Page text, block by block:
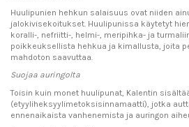
Huulipunien hehkun salaisuus ovat niiden
jalokivisekoitukset. Huulipunissa käytetyt
koralli-, nefriitti-, helmi-, meripihka- ja
poikkeuksellista hehkua ja kimallusta, joita
mahdoton saavuttaa.
Suojaa auringolta
Toisin kuin monet huulipunat, Kalentin
(etyyliheksyylimetoksisinnamaatti), jotka
ennenaikaista vanhenemista ja auringon